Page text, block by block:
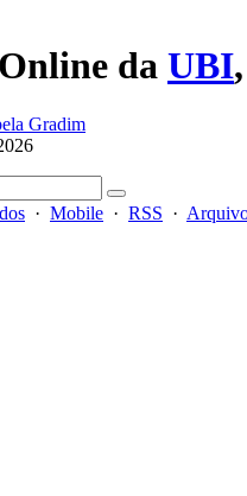
da UBI
Gradim
· Mobile · RSS ·